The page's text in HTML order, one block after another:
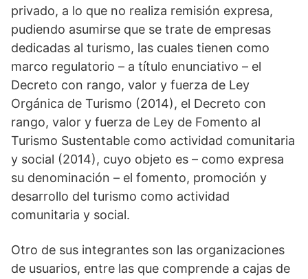
privado, a lo que no realiza remisión expresa,
pudiendo asumirse que se trate de empresas
dedicadas al turismo, las cuales tienen como
marco regulatorio – a título enunciativo – el
Decreto con rango, valor y fuerza de Ley
Orgánica de Turismo (2014), el Decreto con
rango, valor y fuerza de Ley de Fomento al
Turismo Sustentable como actividad comunitaria
y social (2014), cuyo objeto es – como expresa
su denominación – el fomento, promoción y
desarrollo del turismo como actividad
comunitaria y social.
Otro de sus integrantes son las organizaciones
de usuarios, entre las que comprende a cajas de